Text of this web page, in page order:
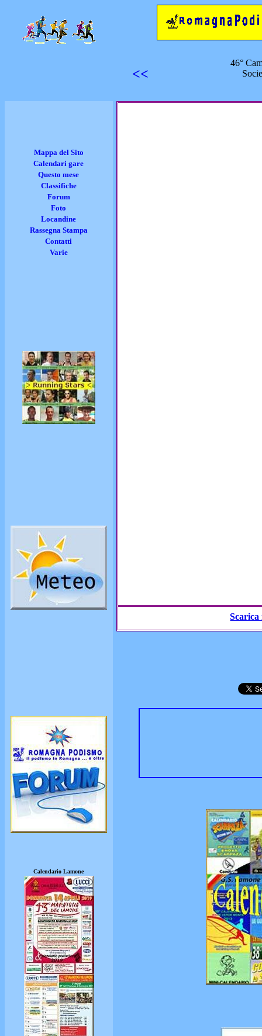
<<
46°
Mappa del Sito
Calendari gare
Questo mese
Classifiche
Forum
Foto
Locandine
Rassegna Stampa
Contatti
Varie
Calendario Lamone